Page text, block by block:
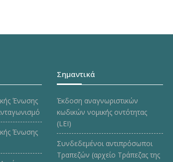
Ένωσης
Ένωσης
Σημαντικά
Έκδοση αναγνωριστικών
κωδικών νομικής οντότητας
(LEI)
Συνδεδεμένοι αντιπρόσωποι
Τραπεζών (αρχείο Τράπεζας της